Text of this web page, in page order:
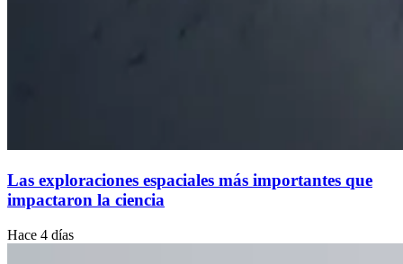
Las exploraciones espaciales más importantes que
impactaron la ciencia
Hace 4 días